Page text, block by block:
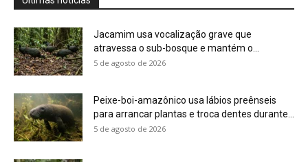
Você pode olhar para uma floresta e não
4 de agosto de 2026
4 de agosto de 2026